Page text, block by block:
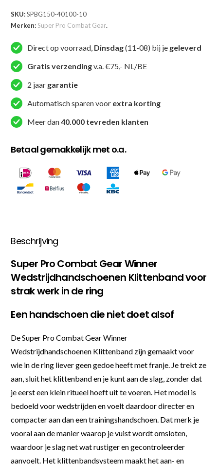
SKU:SPBG150-40100-10
Merken:Super Pro Combat Gear.
Direct op voorraad, Dinsdag(11-08) bij je geleverd
Gratis verzendingv.a. €75,- NL/BE
2 jaar garantie
Automatisch sparen voor extra korting
Meer dan40.000 tevreden klanten
Betaal gemakkelijk met o.a.
Beschrijving
Super Pro Combat Gear Winner
Wedstrijdhandschoenen Klittenband voor
strak werk in de ring
Een handschoen die niet doet alsof
De Super Pro Combat Gear Winner
Wedstrijdhandschoenen Klittenband zijn gemaakt voor
wie in de ring liever geen gedoe heeft met franje. Je trekt ze
aan, sluit het klittenband en je kunt aan de slag, zonder dat
je eerst een klein ritueel hoeft uit te voeren. Het model is
bedoeld voor wedstrijden en voelt daardoor directer en
compacter aan dan een trainingshandschoen. Dat merk je
vooral aan de manier waarop je vuist wordt omsloten,
waardoor je slag net wat rustiger en gecontroleerder
aanvoelt. Het klittenbandsysteem maakt het aan- en